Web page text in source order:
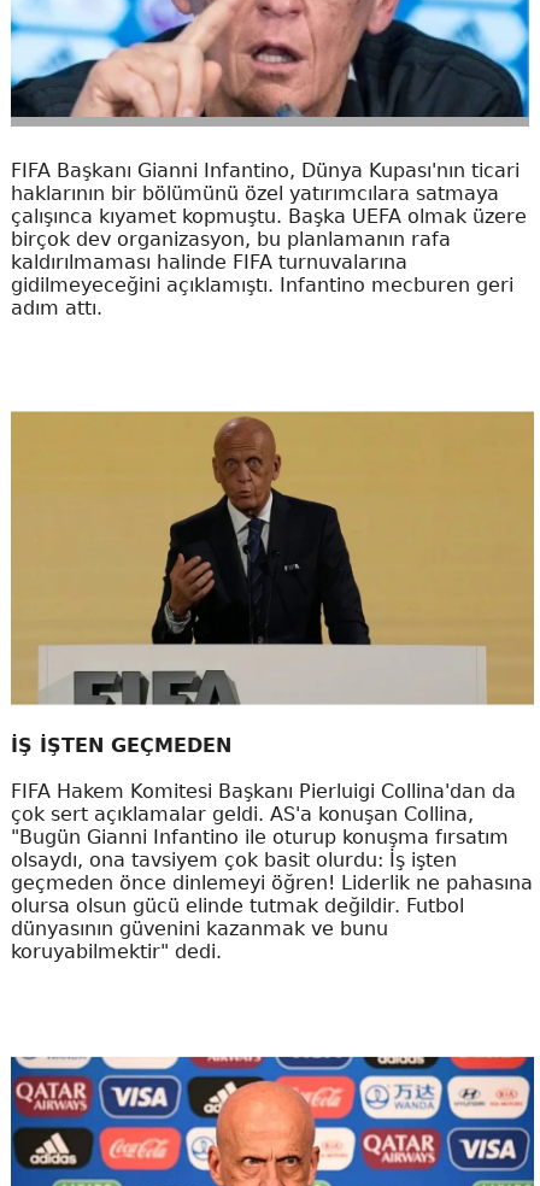
FIFA Başkanı Gianni Infantino, Dünya Kupası'nın ticari
haklarının bir bölümünü özel yatırımcılara satmaya
çalışınca kıyamet kopmuştu. Başka UEFA olmak üzere
birçok dev organizasyon, bu planlamanın rafa
kaldırılmaması halinde FIFA turnuvalarına
gidilmeyeceğini açıklamıştı. Infantino mecburen geri
adım attı.
İŞ İŞTEN GEÇMEDEN
FIFA Hakem Komitesi Başkanı Pierluigi Collina'dan da
çok sert açıklamalar geldi. AS'a konuşan Collina,
"Bugün Gianni Infantino ile oturup konuşma fırsatım
olsaydı, ona tavsiyem çok basit olurdu: İş işten
geçmeden önce dinlemeyi öğren! Liderlik ne pahasına
olursa olsun gücü elinde tutmak değildir. Futbol
dünyasının güvenini kazanmak ve bunu
koruyabilmektir" dedi.